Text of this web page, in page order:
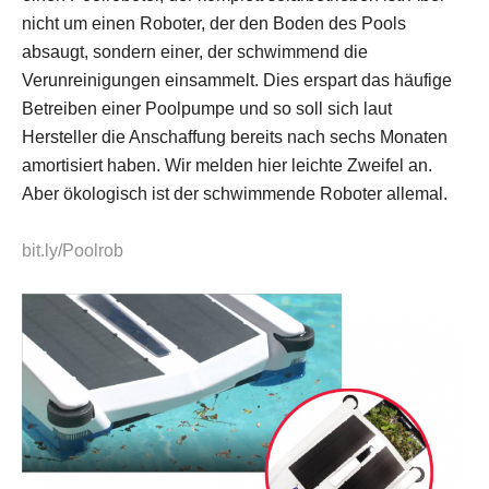
nicht um einen Roboter, der den Boden des Pools
absaugt, sondern einer, der schwimmend die
Verunreinigungen einsammelt. Dies erspart das häufige
Betreiben einer Poolpumpe und so soll sich laut
Hersteller die Anschaffung bereits nach sechs Monaten
amortisiert haben. Wir melden hier leichte Zweifel an.
Aber ökologisch ist der schwimmende Roboter allemal.
bit.ly/Poolrob